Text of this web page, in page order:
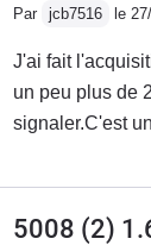
époque !
Par jcb7516 le
J'ai fait
un peu plus de
signaler.C'est
d'entretien est
5008 (2)